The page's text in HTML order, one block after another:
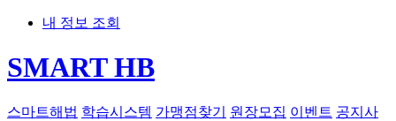
내 정보 조회
SMART HB
스마트해법 학습시스템 가맹점찾기 원장모집 이벤트 공지사